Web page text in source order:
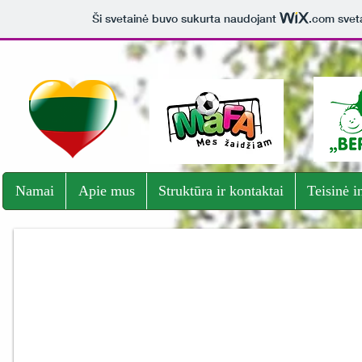
Ši svetainė buvo sukurta naudojant .com
Namai Apie mus Struktūra ir kontaktai Teisinė